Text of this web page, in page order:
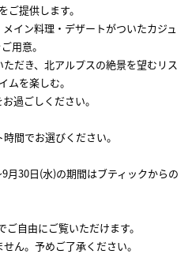
ご提供します。
イン料理・デザートがついたカジュ
用意。
だき、北アルプスの絶景を望むリス
ムを楽しむ。
過ごしください。
間でお選びください。
月30日(水)の期間はブティックからの
自由にご覧いただけます。
ん。予めご了承ください。